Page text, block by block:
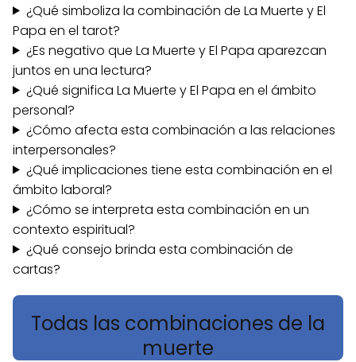
¿Qué simboliza la combinación de La Muerte y El
Papa en el tarot?
¿Es negativo que La Muerte y El Papa aparezcan
juntos en una lectura?
¿Qué significa La Muerte y El Papa en el ámbito
personal?
¿Cómo afecta esta combinación a las relaciones
interpersonales?
¿Qué implicaciones tiene esta combinación en el
ámbito laboral?
¿Cómo se interpreta esta combinación en un
contexto espiritual?
¿Qué consejo brinda esta combinación de
cartas?
Todas las combinaciones de la
muerte